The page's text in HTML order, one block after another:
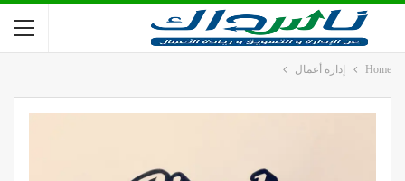
Home إدارة أعمال